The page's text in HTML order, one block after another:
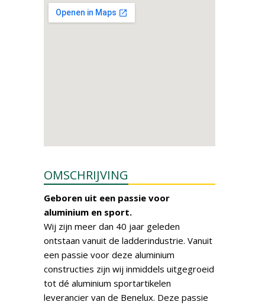
OMSCHRIJVING
Geboren uit een passie voor
aluminium en sport.
Wij zijn meer dan 40 jaar geleden
ontstaan vanuit de ladderindustrie. Vanuit
een passie voor deze aluminium
constructies zijn wij inmiddels uitgegroeid
tot dé aluminium sportartikelen
leverancier van de Benelux. Deze passie